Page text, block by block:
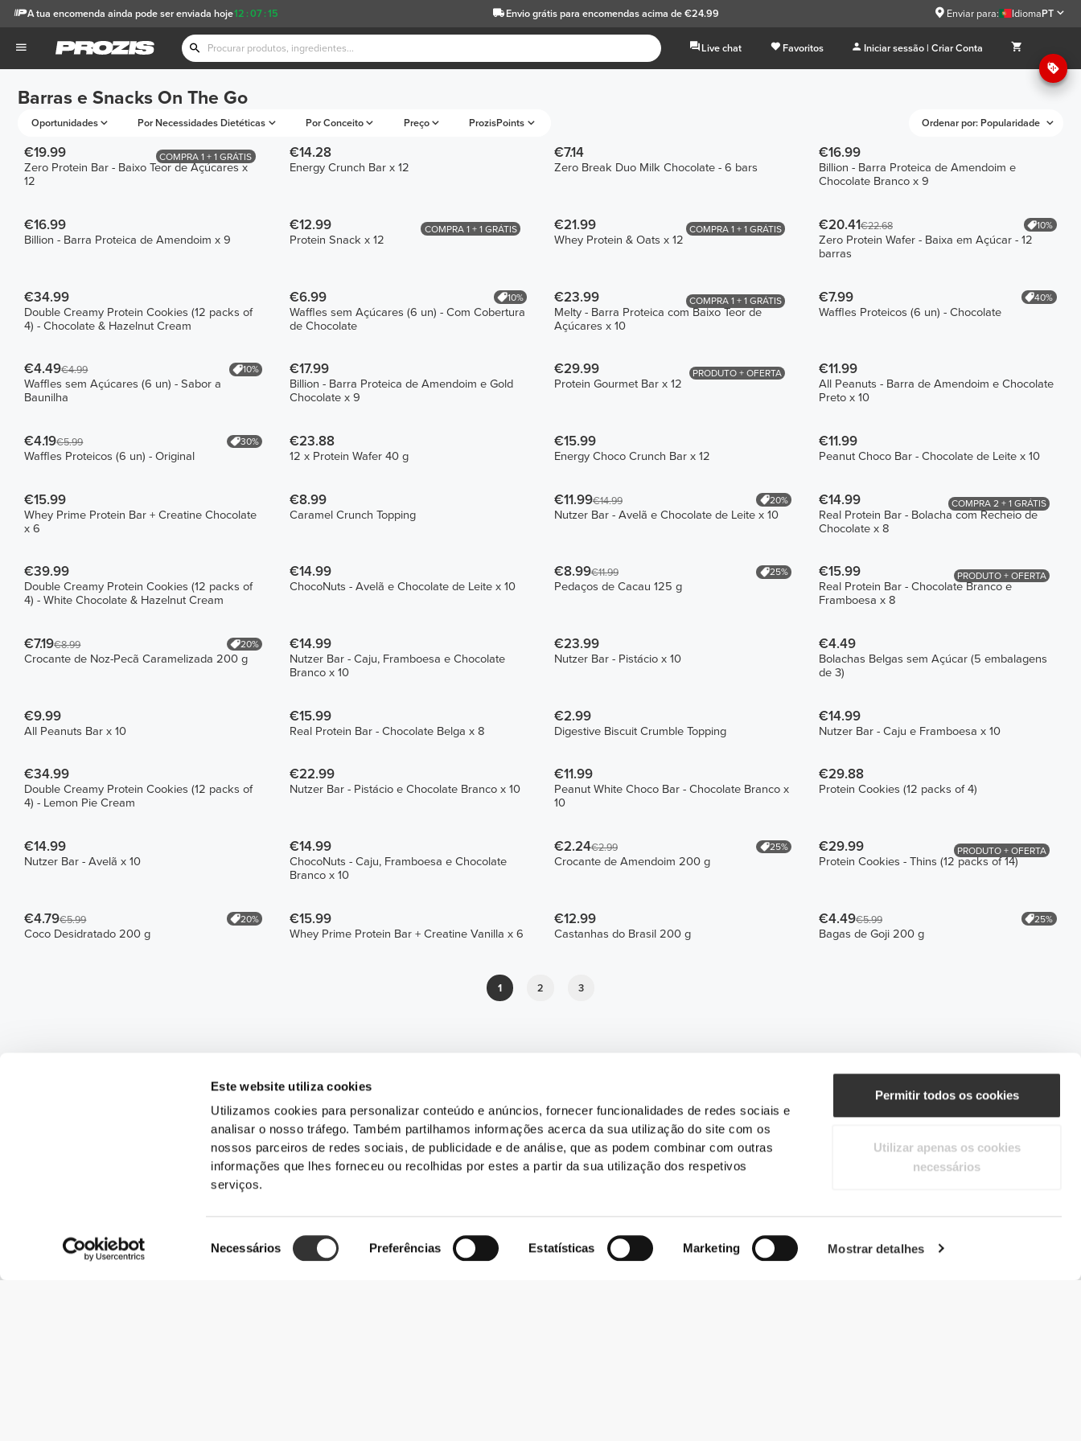
Este website utiliza cookies
Utilizamos cookies para personalizar conteúdo e anúncios, fornecer funcionalidades de redes sociais e
analisar o nosso tráfego. Também partilhamos informações acerca da sua utilização do site com os
nossos parceiros de redes sociais, de publicidade e de análise, que as podem combinar com outras
informações que lhes forneceu ou recolhidas por estes a partir da sua utilização dos respetivos
serviços.
de
Necessários Preferências Estatísticas Marketing Mostrar detalhes
Permitir todos os cookies
Utilizar apenas os cookies
necessários
12 :07 :15
A tua encomenda ainda pode ser enviada hoje Envio grátispara encomendas acima de €24.99 Enviar para: IdiomaPT
Live chat Favoritos Iniciar sessão | Criar Conta
Barras e Snacks On The Go
Oportunidades Por Necessidades Dietéticas Por Conceito Preço ProzisPoints Ordenar por: Popularidade
COMPRA 1 + 1 GRÁTIS
€19.99
Zero Protein Bar - Baixo Teor de Açúcares x
12
€14.28
Energy Crunch Bar x 12
€7.14
Zero Break Duo Milk Chocolate - 6 bars
€16.99
Billion - Barra Proteica de Amendoim e
Chocolate Branco x 9
€16.99
Billion - Barra Proteica de Amendoim x 9
COMPRA 1 + 1 GRÁTIS
€12.99
Protein Snack x 12
COMPRA 1 + 1 GRÁTIS
€21.99
Whey Protein & Oats x 12
€20.41€22.68 10%
Zero Protein Wafer - Baixa em Açúcar - 12
barras
€34.99
Double Creamy Protein Cookies (12 packs of
4) - Chocolate & Hazelnut Cream
€6.99 10%
Waffles sem Açúcares (6 un) - Com Cobertura
de Chocolate
COMPRA 1 + 1 GRÁTIS
€23.99
Melty - Barra Proteica com Baixo Teor de
Açúcares x 10
€7.99 40%
Waffles Proteicos (6 un) - Chocolate
€4.49€4.99 10%
Waffles sem Açúcares (6 un) - Sabor a
Baunilha
€17.99
Billion - Barra Proteica de Amendoim e Gold
Chocolate x 9
PRODUTO + OFERTA
€29.99
Protein Gourmet Bar x 12
€11.99
All Peanuts - Barra de Amendoim e Chocolate
Preto x 10
€4.19€5.99 30%
Waffles Proteicos (6 un) - Original
€23.88
12 x Protein Wafer 40 g
€15.99
Energy Choco Crunch Bar x 12
€11.99
Peanut Choco Bar - Chocolate de Leite x 10
€15.99
Whey Prime Protein Bar + Creatine Chocolate
x 6
€8.99
Caramel Crunch Topping
€11.99€14.99 20%
Nutzer Bar - Avelã e Chocolate de Leite x 10
COMPRA 2 + 1 GRÁTIS
€14.99
Real Protein Bar - Bolacha com Recheio de
Chocolate x 8
€39.99
Double Creamy Protein Cookies (12 packs of
4) - White Chocolate & Hazelnut Cream
€14.99
ChocoNuts - Avelã e Chocolate de Leite x 10
€8.99€11.99 25%
Pedaços de Cacau 125 g
PRODUTO + OFERTA
€15.99
Real Protein Bar - Chocolate Branco e
Framboesa x 8
€7.19€8.99 20%
Crocante de Noz-Pecã Caramelizada 200 g
€14.99
Nutzer Bar - Caju, Framboesa e Chocolate
Branco x 10
€23.99
Nutzer Bar - Pistácio x 10
€4.49
Bolachas Belgas sem Açúcar (5 embalagens
de 3)
€9.99
All Peanuts Bar x 10
€15.99
Real Protein Bar - Chocolate Belga x 8
€2.99
Digestive Biscuit Crumble Topping
€14.99
Nutzer Bar - Caju e Framboesa x 10
€34.99
Double Creamy Protein Cookies (12 packs of
4) - Lemon Pie Cream
€22.99
Nutzer Bar - Pistácio e Chocolate Branco x 10
€11.99
Peanut White Choco Bar - Chocolate Branco x
10
€29.88
Protein Cookies (12 packs of 4)
€14.99
Nutzer Bar - Avelã x 10
€14.99
ChocoNuts - Caju, Framboesa e Chocolate
Branco x 10
€2.24€2.99 25%
Crocante de Amendoim 200 g
PRODUTO + OFERTA
€29.99
Protein Cookies - Thins (12 packs of 14)
€4.79€5.99 20%
Coco Desidratado 200 g
€15.99
Whey Prime Protein Bar + Creatine Vanilla x 6
€12.99
Castanhas do Brasil 200 g
€4.49€5.99 25%
Bagas de Goji 200 g
1 2 3